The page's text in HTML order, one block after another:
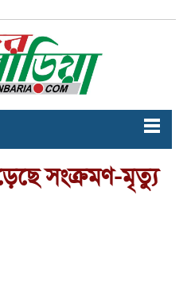
সংক্রমণ-মৃত্যু